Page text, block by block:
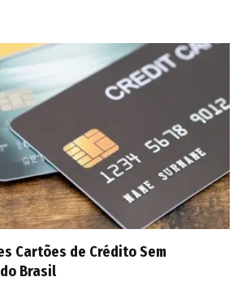
Cartões de Crédito Sem
Brasil